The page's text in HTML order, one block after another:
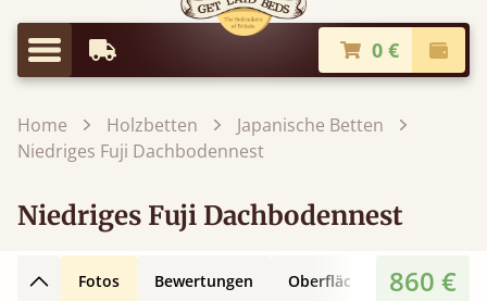
Menü
Frühestmögliche Lieferung 0 €
Kasse
Home Holzbetten
Japanische Betten
Niedriges Fuji Dachbodennest
Niedriges Fuji Dachbodennest
Zurück nach oben
Fotos Bewertungen Oberflächen 3D-
860 €